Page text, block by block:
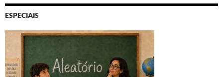
ESPECIAIS